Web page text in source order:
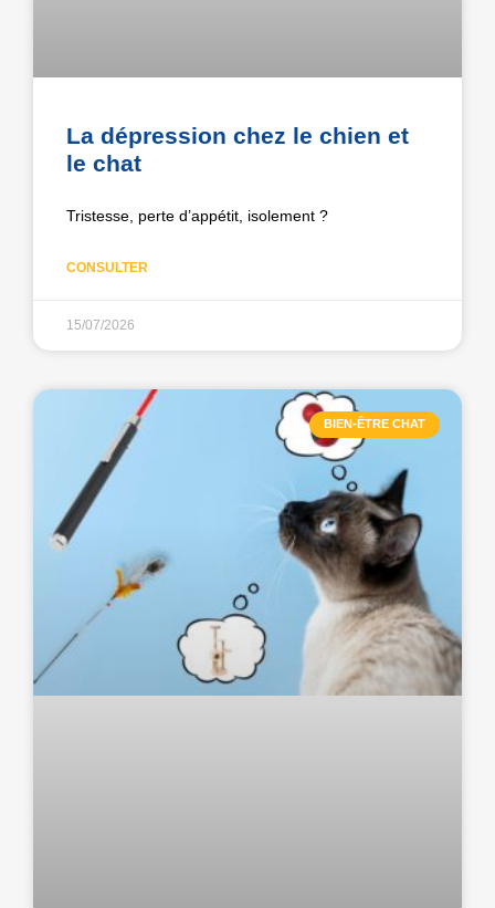
La dépression chez le chien et
le chat
Tristesse, perte d’appétit, isolement ?
CONSULTER
15/07/2026
BIEN-ÊTRE CHAT